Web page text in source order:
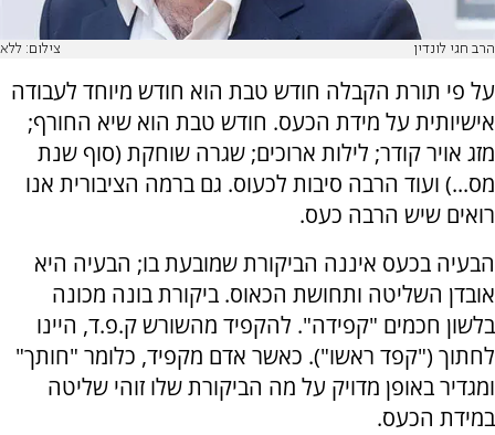
הרב חגי לונדין צילום: ללא
על פי תורת הקבלה חודש טבת הוא חודש מיוחד לעבודה
אישיותית על מידת הכעס. חודש טבת הוא שיא החורף;
מזג אויר קודר; לילות ארוכים; שגרה שוחקת (סוף שנת
מס...) ועוד הרבה סיבות לכעוס. גם ברמה הציבורית אנו
רואים שיש הרבה כעס.
הבעיה בכעס איננה הביקורת שמובעת בו; הבעיה היא
אובדן השליטה ותחושת הכאוס. ביקורת בונה מכונה
בלשון חכמים "קפידה". להקפיד מהשורש ק.פ.ד, היינו
לחתוך ("קפד ראשו"). כאשר אדם מקפיד, כלומר "חותך"
ומגדיר באופן מדויק על מה הביקורת שלו זוהי שליטה
במידת הכעס.